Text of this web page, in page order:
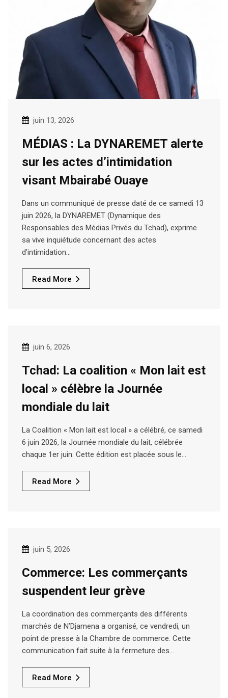
juin 13, 2026
MÉDIAS : La DYNAREMET alerte
sur les actes d’intimidation
visant Mbairabé Ouaye
Dans un communiqué de presse daté de ce samedi 13
juin 2026, la DYNAREMET (Dynamique des
Responsables des Médias Privés du Tchad), exprime
sa vive inquiétude concernant des actes
d’intimidation…
Read More
juin 6, 2026
Tchad: La coalition « Mon lait est
local » célèbre la Journée
mondiale du lait
La Coalition « Mon lait est local » a célébré, ce samedi
6 juin 2026, la Journée mondiale du lait, célébrée
chaque 1er juin. Cette édition est placée sous le…
Read More
juin 5, 2026
Commerce: Les commerçants
suspendent leur grève
La coordination des commerçants des différents
marchés de N’Djamena a organisé, ce vendredi, un
point de presse à la Chambre de commerce. Cette
communication fait suite à la fermeture des…
Read More